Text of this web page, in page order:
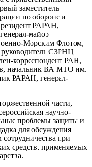
заместитель
по обороне и
РАРАН,
майор
Морским Флотом,
СЗРНЦ
корреспондент РАН,
начальник ВА МТО им.
РАРАН, генерал-
части,
научно-
проблемы защиты и
для обсуждения
при
средств, применяемых